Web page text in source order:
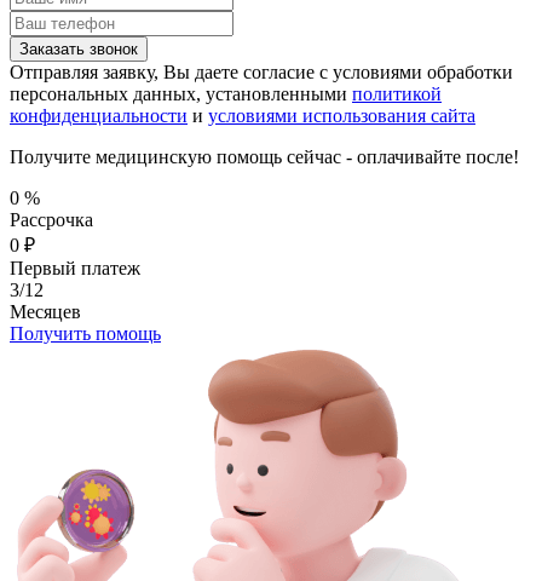
Заказать звонок
Отправляя заявку, Вы даете согласие с условиями обработки
персональных данных, установленными политикой
конфиденциальности и условиями использования сайта
Получите медицинскую помощь сейчас - оплачивайте после!
0 %
Рассрочка
0 ₽
Первый платеж
3/12
Месяцев
Получить помощь